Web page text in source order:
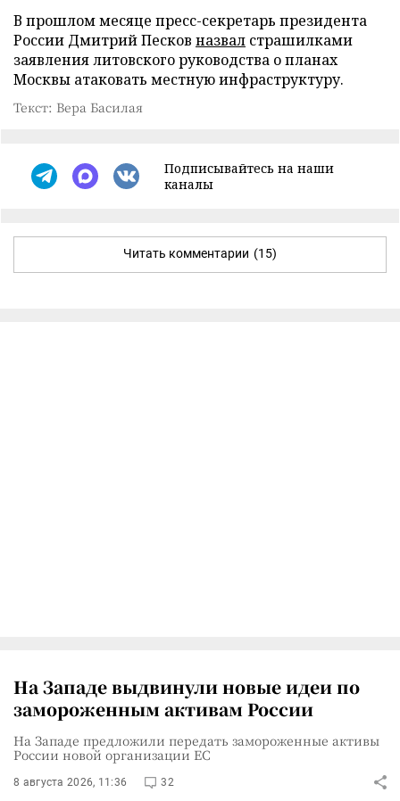
В прошлом месяце пресс-секретарь президента
России Дмитрий Песков назвал страшилками
заявления литовского руководства о планах
Москвы атаковать местную инфраструктуру.
Текст: Вера Басилая
Подписывайтесь на наши
каналы
Читать комментарии (15)
На Западе выдвинули новые идеи по
замороженным активам России
На Западе предложили передать замороженные активы
России новой организации ЕС
8 августа 2026, 11:36 32